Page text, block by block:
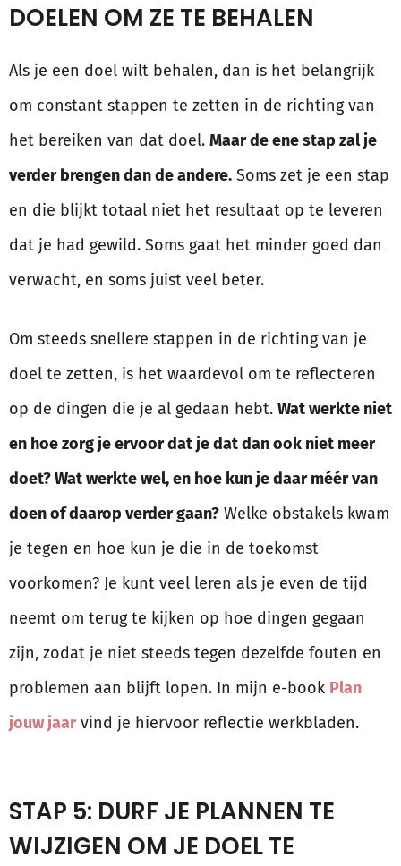
DOELEN OM ZE TE BEHALEN
Als je een doel wilt behalen, dan is het belangrijk
om constant stappen te zetten in de richting van
het bereiken van dat doel. Maar de ene stap zal je
verder brengen dan de andere. Soms zet je een stap
en die blijkt totaal niet het resultaat op te leveren
dat je had gewild. Soms gaat het minder goed dan
verwacht, en soms juist veel beter.
Om steeds snellere stappen in de richting van je
doel te zetten, is het waardevol om te reflecteren
op de dingen die je al gedaan hebt. Wat werkte niet
en hoe zorg je ervoor dat je dat dan ook niet meer
doet? Wat werkte wel, en hoe kun je daar méér van
doen of daarop verder gaan? Welke obstakels kwam
je tegen en hoe kun je die in de toekomst
voorkomen? Je kunt veel leren als je even de tijd
neemt om terug te kijken op hoe dingen gegaan
zijn, zodat je niet steeds tegen dezelfde fouten en
problemen aan blijft lopen. In mijn e-book Plan
jouw jaar vind je hiervoor reflectie werkbladen.
STAP 5: DURF JE PLANNEN TE
WIJZIGEN OM JE DOEL TE